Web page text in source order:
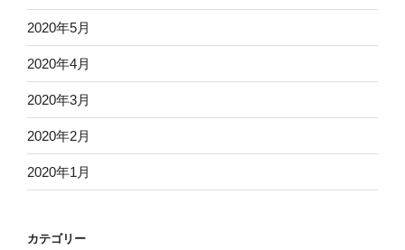
2020年5月
2020年4月
2020年3月
2020年2月
2020年1月
カテゴリー